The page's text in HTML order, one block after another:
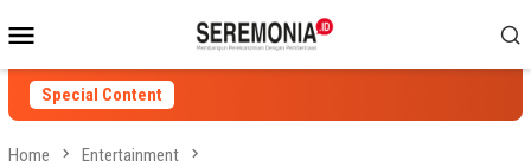
to
contentMenu
Special Content
Home Entertainment